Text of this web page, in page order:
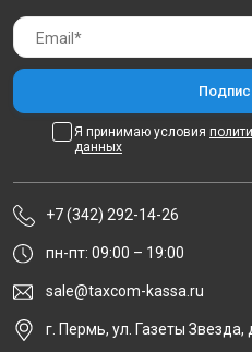
Я принимаю условия
данных
+7 (342) 292-14-26
пн-пт: 09:00 – 19:00
sale@taxcom-kassa.ru
г. Пермь, ул. Газеты Звезда,